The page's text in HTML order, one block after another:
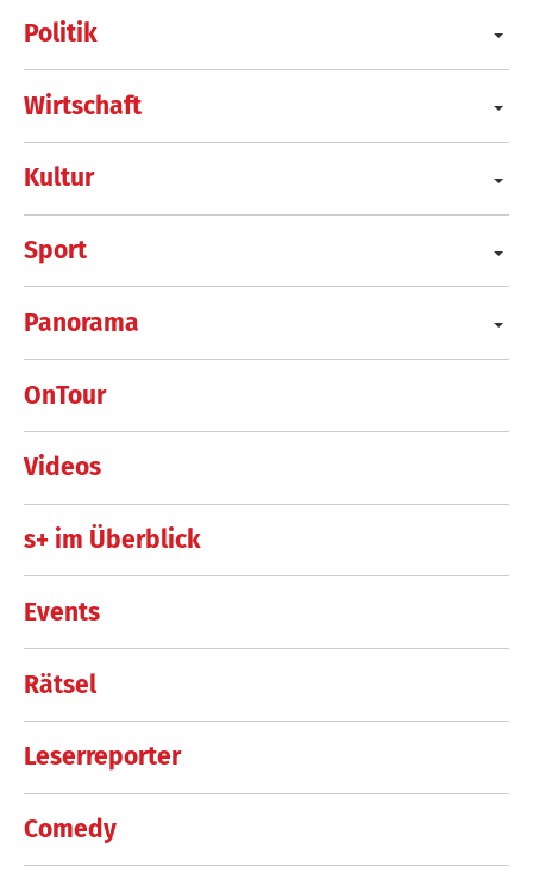
Politik
Wirtschaft
Kultur
Sport
Panorama
OnTour
Videos
s+ im Überblick
Events
Rätsel
Leserreporter
Comedy